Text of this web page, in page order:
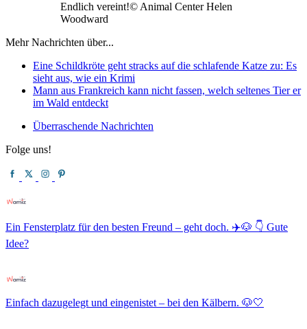
Endlich vereint!© Animal Center Helen
Woodward
Mehr Nachrichten über...
Eine Schildkröte geht stracks auf die schlafende Katze zu: Es
sieht aus, wie ein Krimi
Mann aus Frankreich kann nicht fassen, welch seltenes Tier er
im Wald entdeckt
Überraschende Nachrichten
Folge uns!
Ein Fensterplatz für den besten Freund – geht doch. ✈️🐶 👇 Gute
Idee?
Einfach dazugelegt und eingenistet – bei den Kälbern. 🐶🤍